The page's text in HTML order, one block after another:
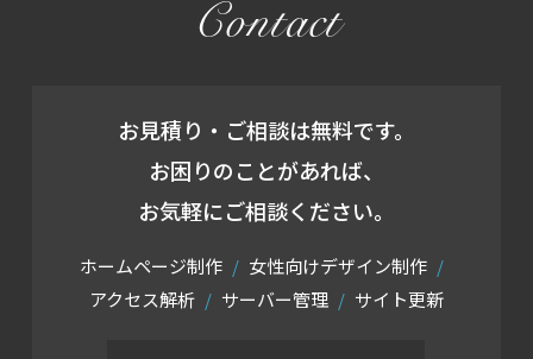
Contact
お見積り・ご相談は無料です。
お困りのことがあれば、
お気軽にご相談ください。
ホームページ制作
女性向けデザイン制作
アクセス解析
サーバー管理 サイト更新